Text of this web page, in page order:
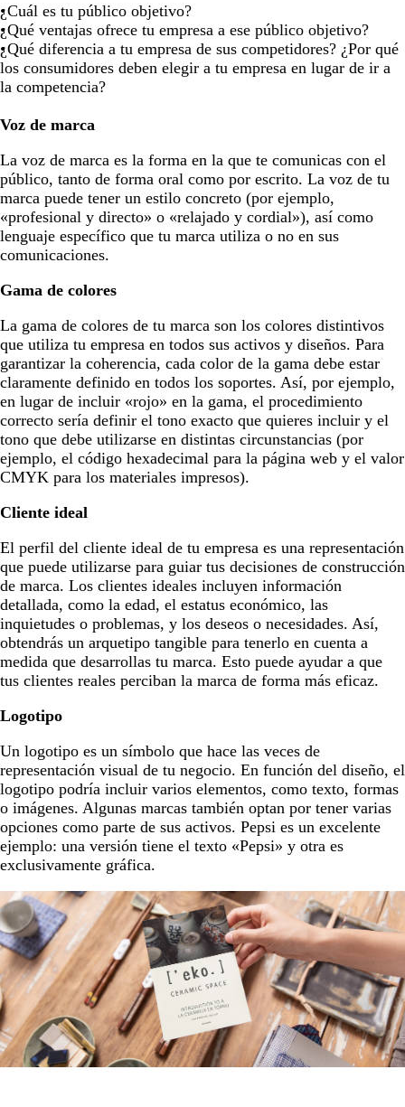
¿Cuál es tu público objetivo?
¿Qué ventajas ofrece tu empresa a ese público objetivo?
¿Qué diferencia a tu empresa de sus competidores? ¿Por qué
los consumidores deben elegir a tu empresa en lugar de ir a
la competencia?
Voz de marca
La voz de marca es la forma en la que te comunicas con el
público, tanto de forma oral como por escrito. La voz de tu
marca puede tener un estilo concreto (por ejemplo,
«profesional y directo» o «relajado y cordial»), así como
lenguaje específico que tu marca utiliza o no en sus
comunicaciones.
Gama de colores
La gama de colores de tu marca son los colores distintivos
que utiliza tu empresa en todos sus activos y diseños. Para
garantizar la coherencia, cada color de la gama debe estar
claramente definido en todos los soportes. Así, por ejemplo,
en lugar de incluir «rojo» en la gama, el procedimiento
correcto sería definir el tono exacto que quieres incluir y el
tono que debe utilizarse en distintas circunstancias (por
ejemplo, el código hexadecimal para la página web y el valor
CMYK para los materiales impresos).
Cliente ideal
El perfil del cliente ideal de tu empresa es una representación
que puede utilizarse para guiar tus decisiones de construcción
de marca. Los clientes ideales incluyen información
detallada, como la edad, el estatus económico, las
inquietudes o problemas, y los deseos o necesidades. Así,
obtendrás un arquetipo tangible para tenerlo en cuenta a
medida que desarrollas tu marca. Esto puede ayudar a que
tus clientes reales perciban la marca de forma más eficaz.
Logotipo
Un logotipo es un símbolo que hace las veces de
representación visual de tu negocio. En función del diseño, el
logotipo podría incluir varios elementos, como texto, formas
o imágenes. Algunas marcas también optan por tener varias
opciones como parte de sus activos. Pepsi es un excelente
ejemplo: una versión tiene el texto «Pepsi» y otra es
exclusivamente gráfica.